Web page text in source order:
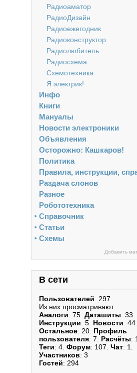
Радиоаматор
РадиоДизайн
Радиоежегодник
Радиоконструктор
Радиолюбитель
Радиосхема
Схемотехника
Я электрик!
Инфо
Книги
Мануалы
Новости электроники
Объявления
Осторожно: Кашкаров!
Политика
Правила, инструкции,
Раздача слонов
Разное
Робототехника
Справочник
►
Статьи
►
Схемы
►
Добавить
В сети
Пользователей: 297
Из них просматривают:
Аналоги: 75. Даташиты: 33.
Инструкции: 5. Новости: 44.
Остальное: 20. Профиль
пользователя: 7. Расчёты: 1.
Теги: 4. Форум: 107. Чат: 1.
Участников: 3
Гостей: 294